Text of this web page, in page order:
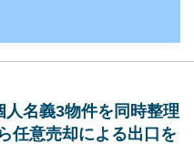
名義3物件を同時整理
任意売却による出口を